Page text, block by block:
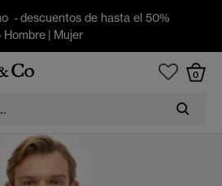
- descuentos de hasta el 50%
Hombre| Mujer
0